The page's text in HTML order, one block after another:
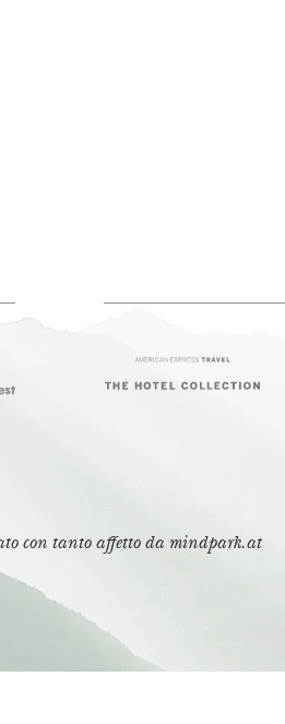
con tanto affetto da mindpark.at